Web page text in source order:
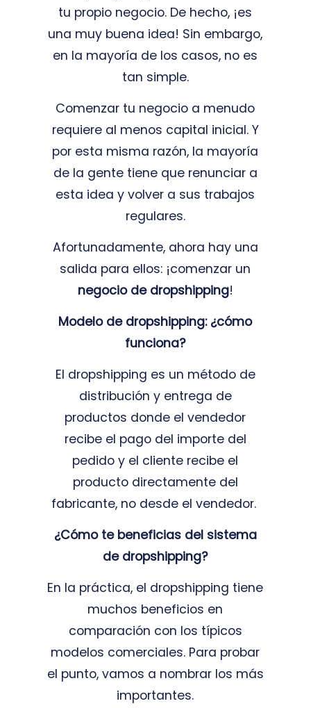
tu propio negocio. De hecho, ¡es
una muy buena idea! Sin embargo,
en la mayoría de los casos, no es
tan simple.
Comenzar tu negocio a menudo
requiere al menos capital inicial. Y
por esta misma razón, la mayoría
de la gente tiene que renunciar a
esta idea y volver a sus trabajos
regulares.
Afortunadamente, ahora hay una
salida para ellos: ¡comenzar un
negocio de dropshipping!
Modelo de dropshipping: ¿cómo
funciona?
El dropshipping es un método de
distribución y entrega de
productos donde el vendedor
recibe el pago del importe del
pedido y el cliente recibe el
producto directamente del
fabricante, no desde el vendedor.
¿Cómo te beneficias del sistema
de dropshipping?
En la práctica, el dropshipping tiene
muchos beneficios en
comparación con los típicos
modelos comerciales. Para probar
el punto, vamos a nombrar los más
importantes.